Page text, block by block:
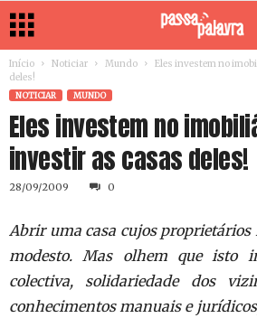
Início Noticiar Mundo
Eles investem no
deles!
NOTICIAR MUNDO
Eles investem no
investir as casas deles!
28/09/2009 0
Abrir uma casa cujos proprietários
modesto. Mas olhem que isto
colectiva, solidariedade dos
conhecimentos manuais e